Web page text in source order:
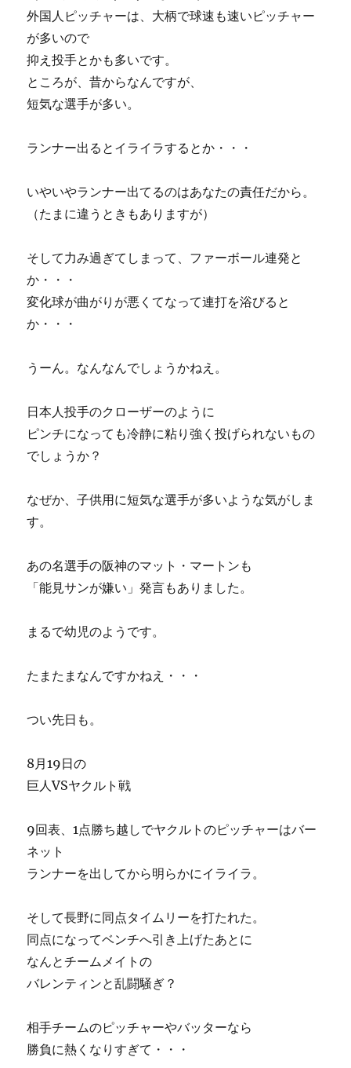
外国人ピッチャーは、大柄で球速も速いピッチャー
が多いので
抑え投手とかも多いです。
ところが、昔からなんですが、
短気な選手が多い。
ランナー出るとイライラするとか・・・
いやいやランナー出てるのはあなたの責任だから。
（たまに違うときもありますが）
そして力み過ぎてしまって、ファーボール連発と
か・・・
変化球が曲がりが悪くてなって連打を浴びると
か・・・
うーん。なんなんでしょうかねえ。
日本人投手のクローザーのように
ピンチになっても冷静に粘り強く投げられないもの
でしょうか？
なぜか、子供用に短気な選手が多いような気がしま
す。
あの名選手の阪神のマット・マートンも
「能見サンが嫌い」発言もありました。
まるで幼児のようです。
たまたまなんですかねえ・・・
つい先日も。
8月19日の
巨人VSヤクルト戦
9回表、1点勝ち越しでヤクルトのピッチャーはバー
ネット
ランナーを出してから明らかにイライラ。
そして長野に同点タイムリーを打たれた。
同点になってベンチへ引き上げたあとに
なんとチームメイトの
バレンティンと乱闘騒ぎ？
相手チームのピッチャーやバッターなら
勝負に熱くなりすぎて・・・